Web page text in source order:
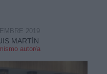
MARTÍN
autor/a
2019